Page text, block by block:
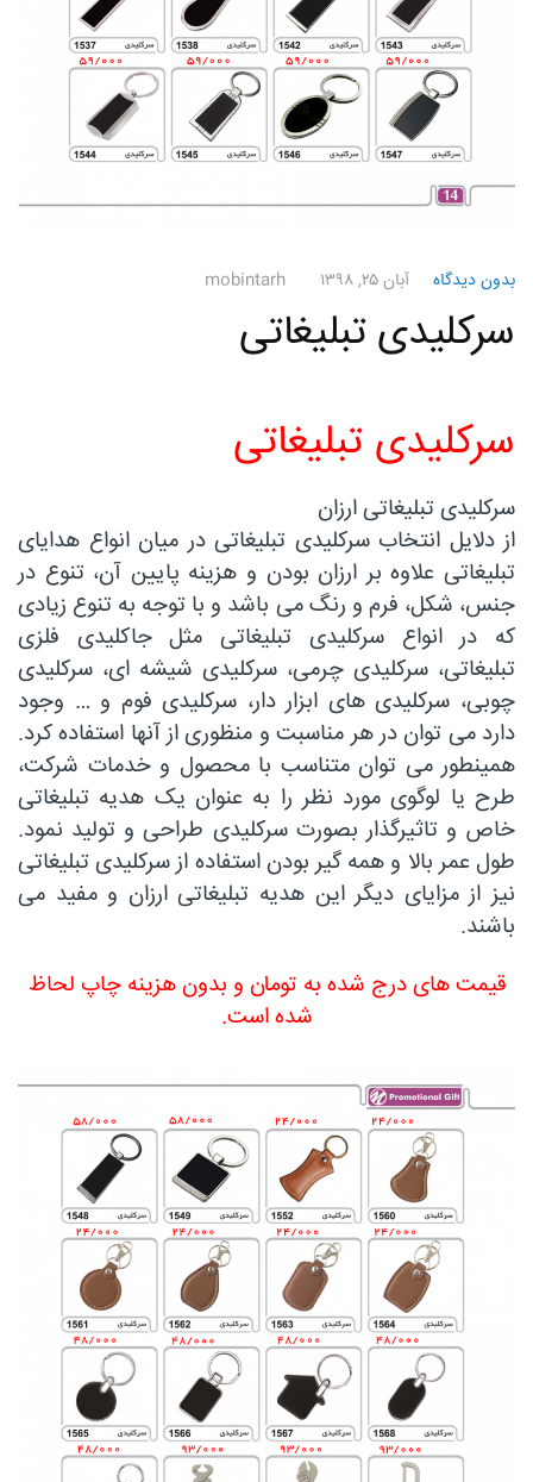
آبان ۲۵, ۱۳۹۸ mobintarh بدون دیدگاه
سرکلیدی تبلیغاتی
سرکلیدی تبلیغاتی
سرکلیدی تبلیغاتی ارزان
از دلایل انتخاب سرکلیدی تبلیغاتی در میان انواع هدایای
تبلیغاتی علاوه بر ارزان بودن و هزینه پایین آن، تنوع در
جنس، شکل، فرم و رنگ می باشد و با توجه به تنوع زیادی
که در انواع سرکلیدی تبلیغاتی مثل جاکلیدی فلزی
تبلیغاتی، سرکلیدی چرمی، سرکلیدی شیشه ای، سرکلیدی
چوبی، سرکلیدی های ابزار دار، سرکلیدی فوم و … وجود
دارد می توان در هر مناسبت و منظوری از آنها استفاده کرد.
همینطور می توان متناسب با محصول و خدمات شرکت،
طرح یا لوگوی مورد نظر را به عنوان یک هدیه تبلیغاتی
خاص و تاثیرگذار بصورت سرکلیدی طراحی و تولید نمود.
طول عمر بالا و همه گیر بودن استفاده از سرکلیدی تبلیغاتی
نیز از مزایای دیگر این هدیه تبلیغاتی ارزان و مفید می
باشند.
قیمت های درج شده به تومان و بدون هزینه چاپ لحاظ
شده است.